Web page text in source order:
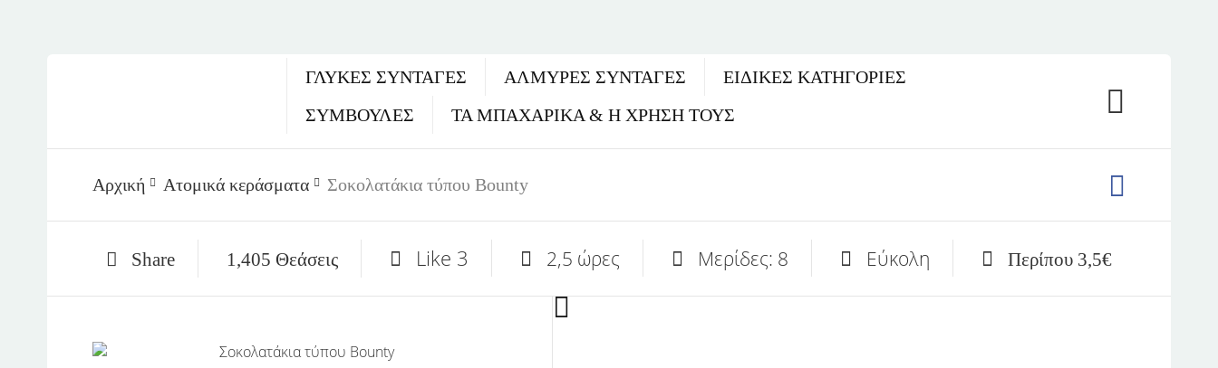
ΓΛΥΚΈΣ ΣΥΝΤΑΓΈΣ ΑΛΜΥΡΕΣ ΣΥΝΤΑΓΕΣ
ΕΙΔΙΚΕΣ ΚΑΤΗΓΟΡΙΕΣ
ΣΥΜΒΟΥΛΕΣ
ΤΑ ΜΠΑΧΑΡΙΚΑ & Η ΧΡΗΣΗ ΤΟΥΣ
Αρχική Ατομικά κεράσματα Σοκολατάκια τύπου Bounty
Share 1,405 Θεάσεις Like 3 2,5 ώρες Μερίδες: 8 Εύκολη Περίπου 3,5€